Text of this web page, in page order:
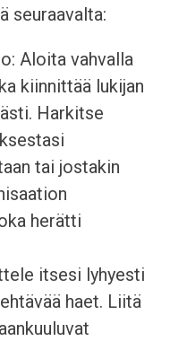
seuraavalta:
Aloita vahvalla
kiinnittää lukijan
Harkitse
tai jostakin
herätti
itsesi lyhyesti
haet. Liitä